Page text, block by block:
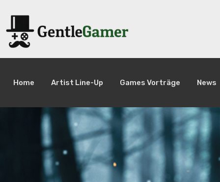
Home Artist Line-Up Games Vorträge News